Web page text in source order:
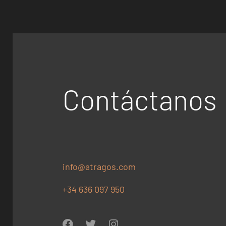
Contáctanos
info@atragos.com
+34 636 097 950